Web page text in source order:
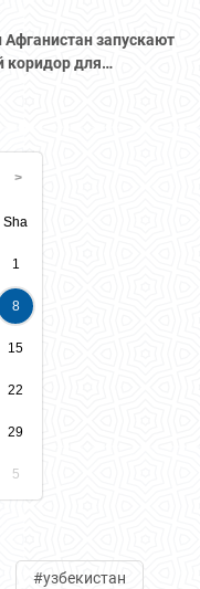
предпринимателей
запускают
коридор для
Sha
1
8
15
22
29
5
#узбекистан